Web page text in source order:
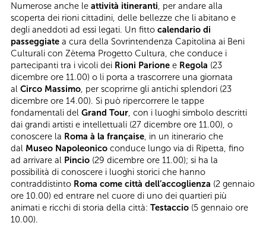
Numerose anche le attività itineranti, per andare alla
scoperta dei rioni cittadini, delle bellezze che li abitano e
degli aneddoti ad essi legati. Un fitto calendario di
passeggiate a cura della Sovrintendenza Capitolina ai Beni
Culturali con Zètema Progetto Cultura, che conduce i
partecipanti tra i vicoli dei Rioni Parione e Regola (23
dicembre ore 11.00) o li porta a trascorrere una giornata
al Circo Massimo, per scoprirne gli antichi splendori (23
dicembre ore 14.00). Si può ripercorrere le tappe
fondamentali del Grand Tour, con i luoghi simbolo descritti
dai grandi artisti e intellettuali (27 dicembre ore 11.00), o
conoscere la Roma à la française, in un itinerario che
dal Museo Napoleonico conduce lungo via di Ripetta, fino
ad arrivare al Pincio (29 dicembre ore 11.00); si ha la
possibilità di conoscere i luoghi storici che hanno
contraddistinto Roma come città dell’accoglienza (2 gennaio
ore 10.00) ed entrare nel cuore di uno dei quartieri più
animati e ricchi di storia della città: Testaccio (5 gennaio ore
10.00).